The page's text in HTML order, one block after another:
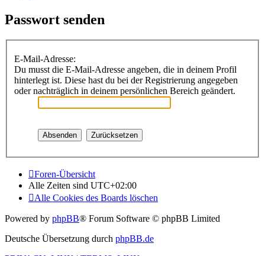
Passwort senden
E-Mail-Adresse:
Du musst die E-Mail-Adresse angeben, die in deinem Profil
hinterlegt ist. Diese hast du bei der Registrierung angegeben
oder nachträglich in deinem persönlichen Bereich geändert.
Foren-Übersicht
Alle Zeiten sind UTC+02:00
Alle Cookies des Boards löschen
Powered by phpBB® Forum Software © phpBB Limited
Deutsche Übersetzung durch phpBB.de